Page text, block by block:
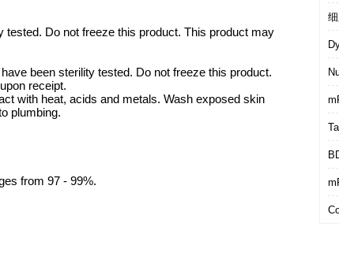
tested. Do not freeze this product. This product may
been sterility tested. Do not freeze this product.
receipt.
with heat, acids and metals. Wash exposed skin
plumbing.
from 97 - 99%.